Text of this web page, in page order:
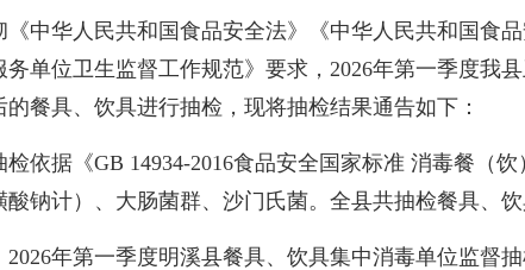
华人民共和国食品安全法》《中华人民共和国食品
务单位卫生监督工作规范》要求，2026年第一季度我
的餐具、饮具进行抽检，现将抽检结果通告如下：
据《GB 14934-2016食品安全国家标准 消毒餐（
酸钠计）、大肠菌群、沙门氏菌。全县共抽检餐具、
年第一季度明溪县餐具、饮具集中消毒单位监督抽